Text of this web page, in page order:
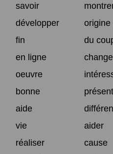
savoir
développer
origine
fin
du
en ligne
oeuvre
bonne
aide
vie
aider
réaliser
cause